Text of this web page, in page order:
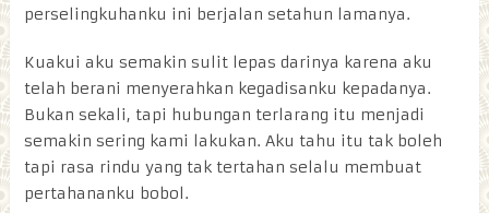
perselingkuhanku ini berjalan setahun lamanya.
Kuakui aku semakin sulit lepas darinya karena aku
telah berani menyerahkan kegadisanku kepadanya.
Bukan sekali, tapi hubungan terlarang itu menjadi
semakin sering kami lakukan. Aku tahu itu tak boleh
tapi rasa rindu yang tak tertahan selalu membuat
pertahananku bobol.